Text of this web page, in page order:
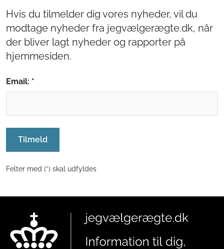
Hvis du tilmelder dig vores nyheder, vil du
modtage nyheder fra jegvælgerægte.dk, når
der bliver lagt nyheder og rapporter på
hjemmesiden.
Email: *
Tilmeld
Felter med (*) skal udfyldes